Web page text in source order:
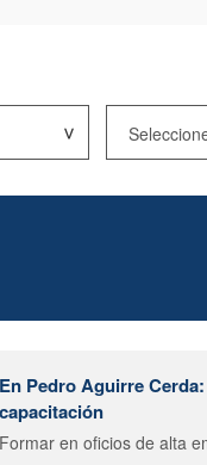
En Pedro Aguirre
capacitación
Formar en oficios de alta